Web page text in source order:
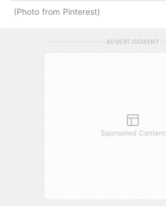
Photo from Pinterest
ADVERTISEMENT
Sponsored Content